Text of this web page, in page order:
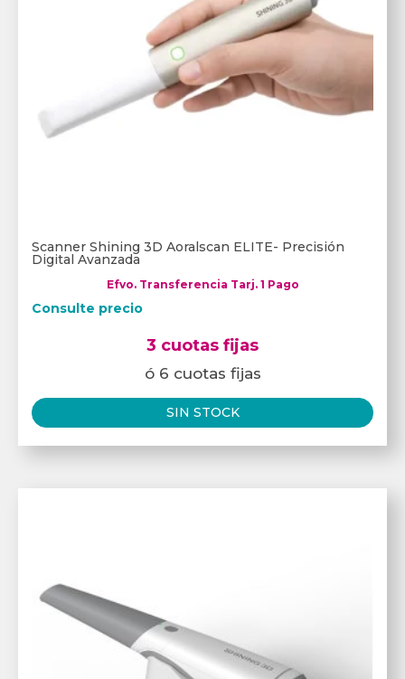
Scanner Shining 3D Aoralscan ELITE- Precisión
Digital Avanzada
Efvo. Transferencia Tarj. 1 Pago
Consulte precio
3 cuotas fijas
ó 6 cuotas fijas
SIN STOCK